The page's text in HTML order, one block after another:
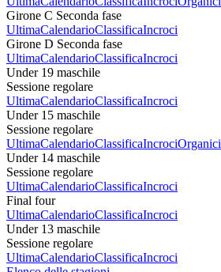
Girone C Seconda fase
UltimaCalendarioClassificaIncroci
Girone D Seconda fase
UltimaCalendarioClassificaIncroci
Under 19 maschile
Sessione regolare
UltimaCalendarioClassificaIncroci
Under 15 maschile
Sessione regolare
UltimaCalendarioClassificaIncrociOrganici
Under 14 maschile
Sessione regolare
UltimaCalendarioClassificaIncroci
Final four
UltimaCalendarioClassificaIncroci
Under 13 maschile
Sessione regolare
UltimaCalendarioClassificaIncroci